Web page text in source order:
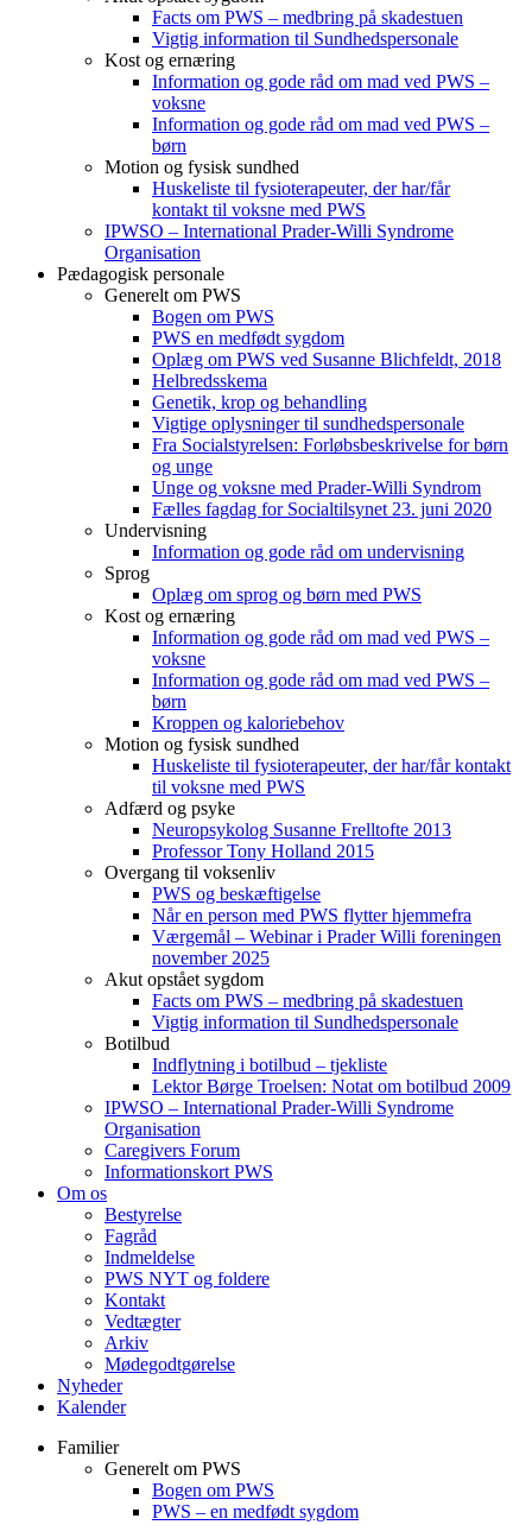
Facts om PWS – medbring på skadestuen
Vigtig information til Sundhedspersonale
Kost og ernæring
Information og gode råd om mad ved PWS –
voksne
Information og gode råd om mad ved PWS –
børn
Motion og fysisk sundhed
Huskeliste til fysioterapeuter, der har/får
kontakt til voksne med PWS
IPWSO – International Prader-Willi Syndrome
Organisation
Pædagogisk personale
Generelt om PWS
Bogen om PWS
PWS en medfødt sygdom
Oplæg om PWS ved Susanne Blichfeldt, 2018
Helbredsskema
Genetik, krop og behandling
Vigtige oplysninger til sundhedspersonale
Fra Socialstyrelsen: Forløbsbeskrivelse for børn
og unge
Unge og voksne med Prader-Willi Syndrom
Fælles fagdag for Socialtilsynet 23. juni 2020
Undervisning
Information og gode råd om undervisning
Sprog
Oplæg om sprog og børn med PWS
Kost og ernæring
Information og gode råd om mad ved PWS –
voksne
Information og gode råd om mad ved PWS –
børn
Kroppen og kaloriebehov
Motion og fysisk sundhed
Huskeliste til fysioterapeuter, der har/får kontakt
til voksne med PWS
Adfærd og psyke
Neuropsykolog Susanne Frelltofte 2013
Professor Tony Holland 2015
Overgang til voksenliv
PWS og beskæftigelse
Når en person med PWS flytter hjemmefra
Værgemål – Webinar i Prader Willi foreningen
november 2025
Akut opstået sygdom
Facts om PWS – medbring på skadestuen
Vigtig information til Sundhedspersonale
Botilbud
Indflytning i botilbud – tjekliste
Lektor Børge Troelsen: Notat om botilbud 2009
IPWSO – International Prader-Willi Syndrome
Organisation
Caregivers Forum
Informationskort PWS
Om os
Bestyrelse
Fagråd
Indmeldelse
PWS NYT og foldere
Kontakt
Vedtægter
Arkiv
Mødegodtgørelse
Nyheder
Kalender
Familier
Generelt om PWS
Bogen om PWS
PWS – en medfødt sygdom